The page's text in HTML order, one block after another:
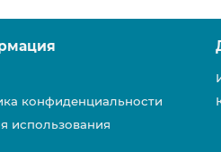
конфиденциальности
использования